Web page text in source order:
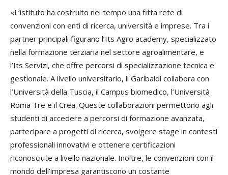
«L’istituto ha costruito nel tempo una fitta rete di
convenzioni con enti di ricerca, università e imprese. Tra i
partner principali figurano l’Its Agro academy, specializzato
nella formazione terziaria nel settore agroalimentare, e
l’Its Servizi, che offre percorsi di specializzazione tecnica e
gestionale. A livello universitario, il Garibaldi collabora con
l’Università della Tuscia, il Campus biomedico, l’Università
Roma Tre e il Crea. Queste collaborazioni permettono agli
studenti di accedere a percorsi di formazione avanzata,
partecipare a progetti di ricerca, svolgere stage in contesti
professionali innovativi e ottenere certificazioni
riconosciute a livello nazionale. Inoltre, le convenzioni con il
mondo dell’impresa garantiscono un costante